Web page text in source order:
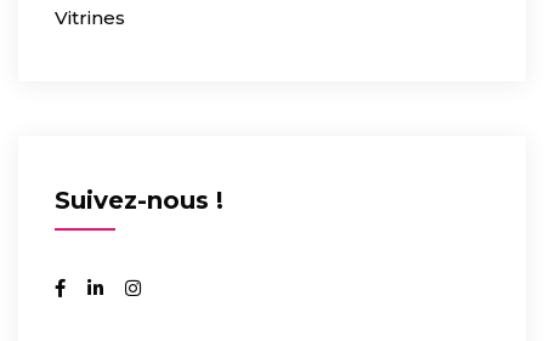
Vitrines
Suivez-nous !